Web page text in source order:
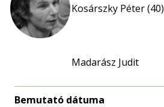
Kosárszky Péter (40)
Madarász Judit
Bemutató dátuma